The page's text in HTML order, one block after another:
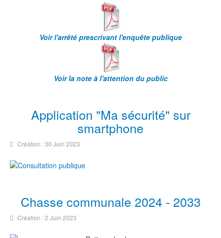
Voir l'arrêté prescrivant l'enquête publique
Voir la note à l'attention du public
Application "Ma sécurité" sur
smartphone
Création : 30 Juin 2023
Chasse communale 2024 - 2033
Création : 2 Juin 2023